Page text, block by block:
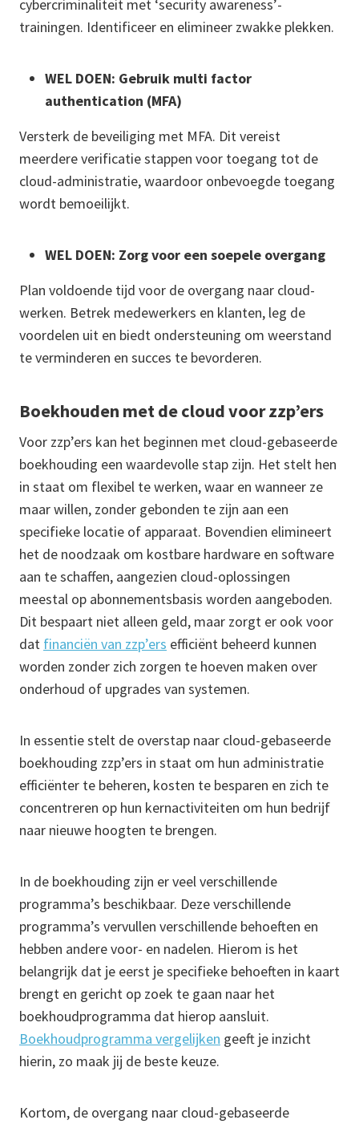
cybercriminaliteit met ‘security awareness’-
trainingen. Identificeer en elimineer zwakke plekken.
WEL DOEN: Gebruik multi factor
authentication (MFA)
Versterk de beveiliging met MFA. Dit vereist
meerdere verificatie stappen voor toegang tot de
cloud-administratie, waardoor onbevoegde toegang
wordt bemoeilijkt.
WEL DOEN: Zorg voor een soepele overgang
Plan voldoende tijd voor de overgang naar cloud-
werken. Betrek medewerkers en klanten, leg de
voordelen uit en biedt ondersteuning om weerstand
te verminderen en succes te bevorderen.
Boekhouden met de cloud voor zzp’ers
Voor zzp’ers kan het beginnen met cloud-gebaseerde
boekhouding een waardevolle stap zijn. Het stelt hen
in staat om flexibel te werken, waar en wanneer ze
maar willen, zonder gebonden te zijn aan een
specifieke locatie of apparaat. Bovendien elimineert
het de noodzaak om kostbare hardware en software
aan te schaffen, aangezien cloud-oplossingen
meestal op abonnementsbasis worden aangeboden.
Dit bespaart niet alleen geld, maar zorgt er ook voor
dat financiën van zzp’ers efficiënt beheerd kunnen
worden zonder zich zorgen te hoeven maken over
onderhoud of upgrades van systemen.
In essentie stelt de overstap naar cloud-gebaseerde
boekhouding zzp’ers in staat om hun administratie
efficiënter te beheren, kosten te besparen en zich te
concentreren op hun kernactiviteiten om hun bedrijf
naar nieuwe hoogten te brengen.
In de boekhouding zijn er veel verschillende
programma’s beschikbaar. Deze verschillende
programma’s vervullen verschillende behoeften en
hebben andere voor- en nadelen. Hierom is het
belangrijk dat je eerst je specifieke behoeften in kaart
brengt en gericht op zoek te gaan naar het
boekhoudprogramma dat hierop aansluit.
Boekhoudprogramma vergelijken geeft je inzicht
hierin, zo maak jij de beste keuze.
Kortom, de overgang naar cloud-gebaseerde